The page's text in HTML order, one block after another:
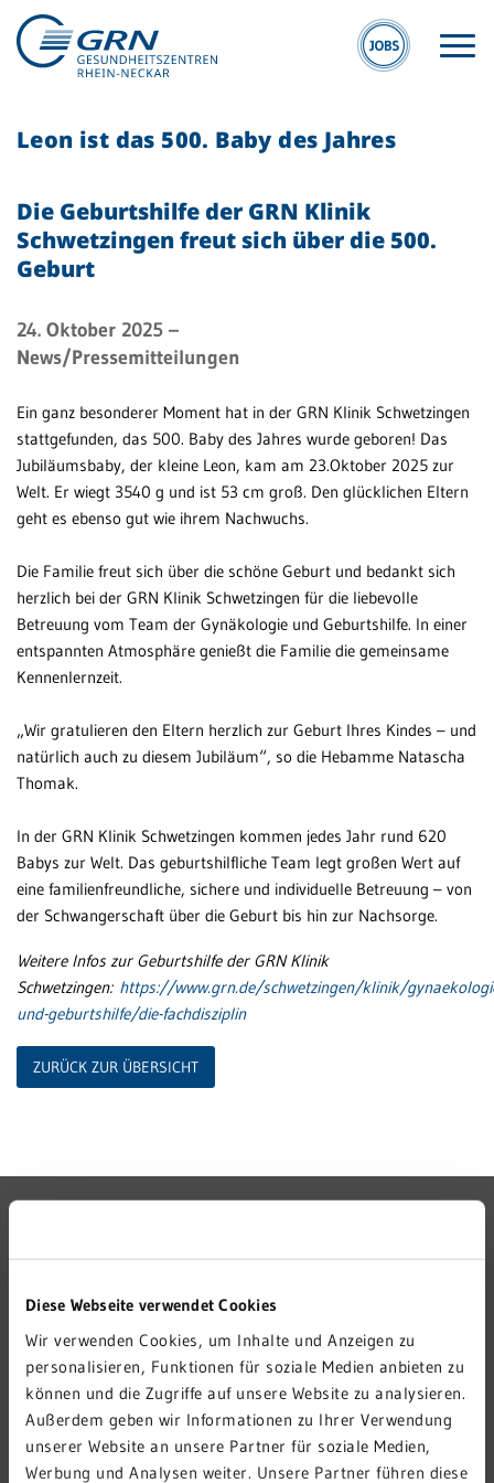
Diese Webseite verwendet Cookies
Wir verwenden Cookies, um Inhalte und Anzeigen zu
personalisieren, Funktionen für soziale Medien anbieten zu
können und die Zugriffe auf unsere Website zu analysieren.
Außerdem geben wir Informationen zu Ihrer Verwendung
unserer Website an unsere Partner für soziale Medien,
Werbung und Analysen weiter. Unsere Partner führen diese
GRN
Medizinische
Medizinische
Themenseiten
Veranstaltungen
Patientenportal
Karriere
Barrierefreiheit
Eberbach
Schwetzingen
Sinsheim
Weinheim
Leon ist das 500. Baby des Jahres
Die Geburtshilfe der GRN Klinik
Schwetzingen freut sich über die 500.
Geburt
24. Oktober 2025 –
News/Pressemitteilungen
Ein ganz besonderer Moment hat in der GRN Klinik Schwetzingen
stattgefunden, das 500. Baby des Jahres wurde geboren! Das
Jubiläumsbaby, der kleine Leon, kam am 23.Oktober 2025 zur
Welt. Er wiegt 3540 g und ist 53 cm groß. Den glücklichen Eltern
geht es ebenso gut wie ihrem Nachwuchs.
Die Familie freut sich über die schöne Geburt und bedankt sich
herzlich bei der GRN Klinik Schwetzingen für die liebevolle
Betreuung vom Team der Gynäkologie und Geburtshilfe. In einer
entspannten Atmosphäre genießt die Familie die gemeinsame
Kennenlernzeit.
„Wir gratulieren den Eltern herzlich zur Geburt Ihres Kindes – und
natürlich auch zu diesem Jubiläum“, so die Hebamme Natascha
Thomak.
In der GRN Klinik Schwetzingen kommen jedes Jahr rund 620
Babys zur Welt. Das geburtshilfliche Team legt großen Wert auf
eine familienfreundliche, sichere und individuelle Betreuung – von
der Schwangerschaft über die Geburt bis hin zur Nachsorge.
Weitere Infos zur Geburtshilfe der GRN Klinik
Schwetzingen: https://www.grn.de/schwetzingen/klinik/
und-geburtshilfe/die-fachdisziplin
ZURÜCK ZUR ÜBERSICHT
GRN 4 FUTURE
VERANSTALTUNGEN
KARRIERE
PRESSE
KONTAKT
IMPRESSUM
HINWEISGEBERSTELLE